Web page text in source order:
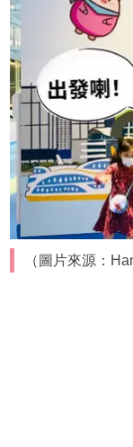
（圖片來源：